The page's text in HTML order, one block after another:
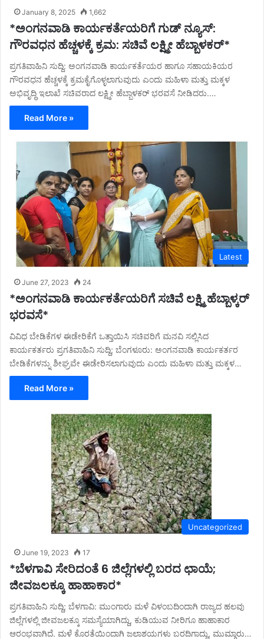
January 8, 2025 1,662
*ಅಂಗನವಾಡಿ ಕಾರ್ಯಕರ್ತೆಯರಿಗೆ ಗುಡ್ ನ್ಯೂಸ್:
ಗೌರವಧನ ಹೆಚ್ಚಳಕ್ಕೆ ಕ್ರಮ: ಸಚಿವೆ ಲಕ್ಷ್ಮೀ ಹೆಬ್ಬಾಳಕರ್*
ಪ್ರಗತಿವಾಹಿನಿ ಸುದ್ದಿ: ಅಂಗನವಾಡಿ ಕಾರ್ಯಕರ್ತೆಯರ ಹಾಗೂ ಸಹಾಯಕಿಯರ
ಗೌರವಧನ ಹೆಚ್ಚಳಕ್ಕೆ ಕ್ರಮಕೈಗೊಳ್ಳಲಾಗುವುದು ಎಂದು ಮಹಿಳಾ ಮತ್ತು ಮಕ್ಕಳ
ಅಭಿವೃದ್ಧಿ ಇಲಾಖೆ ಸಚಿವರಾದ ಲಕ್ಷ್ಮೀ ಹೆಬ್ಬಾಳಕರ್ ಭರವಸೆ ನೀಡಿದರು.…
Read More »
Latest
June 27, 2023 24
*ಅಂಗನವಾಡಿ ಕಾರ್ಯಕರ್ತೆಯರಿಗೆ ಸಚಿವೆ ಲಕ್ಷ್ಮಿ ಹೆಬ್ಬಾಳ್ಕರ್
ಭರವಸೆ*
ವಿವಿಧ ಬೇಡಿಕೆಗಳ ಈಡೇರಿಕೆಗೆ ಒತ್ತಾಯಿಸಿ ಸಚಿವರಿಗೆ ಮನವಿ ಸಲ್ಲಿಸಿದ
ಕಾರ್ಯಕರ್ತರು ಪ್ರಗತಿವಾಹಿನಿ ಸುದ್ದಿ; ಬೆಂಗಳೂರು: ಅಂಗನವಾಡಿ ಕಾರ್ಯಕರ್ತರ
ಬೇಡಿಕೆಗಳನ್ನು ಶೀಘ್ರವೇ ಈಡೇರಿಸಲಾಗುವುದು ಎಂದು ಮಹಿಳಾ ಮತ್ತು ಮಕ್ಕಳ…
Read More »
Uncategorized
June 19, 2023 17
*ಬೆಳಗಾವಿ ಸೇರಿದಂತೆ 6 ಜಿಲ್ಲೆಗಳಲ್ಲಿ ಬರದ ಛಾಯೆ;
ಜೀವಜಲಕ್ಕೂ ಹಾಹಾಕಾರ*
ಪ್ರಗತಿವಾಹಿನಿ ಸುದ್ದಿ; ಬೆಳಗಾವಿ: ಮುಂಗಾರು ಮಳೆ ವಿಳಂಬದಿಂದಾಗಿ ರಾಜ್ಯದ ಹಲವು
ಜಿಲ್ಲೆಗಳಲ್ಲಿ ಜೀವಜಲಕ್ಕೂ ಸಮಸ್ಯೆಯಾಗಿದ್ದು, ಕುಡಿಯುವ ನೀರಿಗೂ ಹಾಹಾಕಾರ
ಆರಂಭವಾಗಿದೆ. ಮಳೆ ಕೊರತೆಯಿಂದಾಗಿ ಜಲಾಶಯಗಳು ಬರದಿಗಾದ್ದು, ಮುಮ್ಗಾರು…